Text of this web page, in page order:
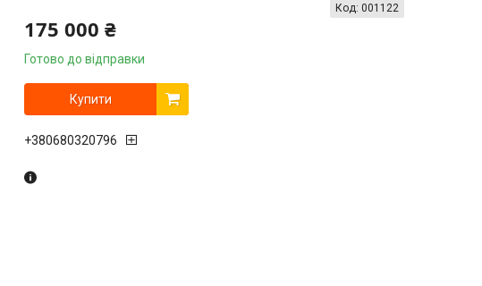
175 000 ₴
Готово до відправки
Код: 001122
Купити
+380680320796